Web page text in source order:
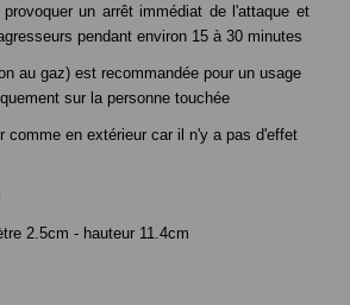
un arrêt immédiat de l'attaque et
pendant environ 15 à 30 minutes
au gaz) est recommandée pour un usage
sur la personne touchée
comme en extérieur car il n'y a pas d'effet
2.5cm - hauteur 11.4cm